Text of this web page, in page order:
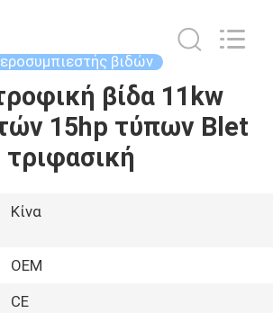
βιδών
βίδα 11kw
15hp τύπων Blet
τριφασική
Κίνα
OEM
CE